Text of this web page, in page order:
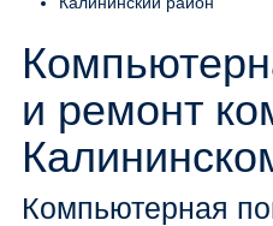
и ремонт
Компьютерная